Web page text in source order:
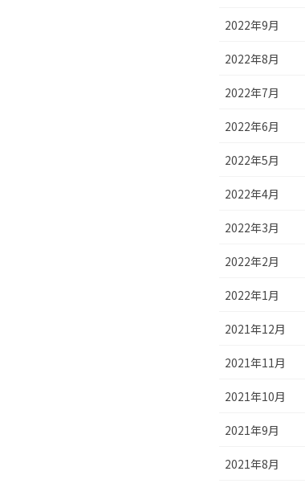
2022年9月
2022年8月
2022年7月
2022年6月
2022年5月
2022年4月
2022年3月
2022年2月
2022年1月
2021年12月
2021年11月
2021年10月
2021年9月
2021年8月